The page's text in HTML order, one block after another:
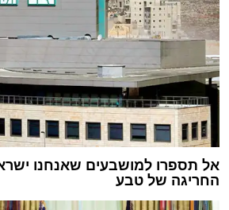
אל תספרו למושבעים שאנחנו
החריגה של טבע